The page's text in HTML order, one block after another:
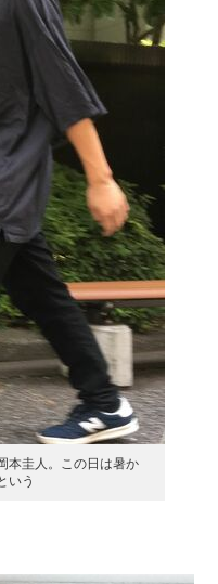
本圭人。この日は暑か
いう